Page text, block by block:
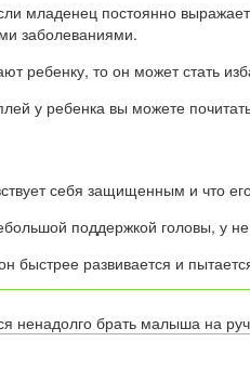
младенец постоянно
заболеваниями.
ребенку, то он может стать
у ребенка вы можете
себя защищенным и что
поддержкой головы, у
развивается и
ненадолго брать малыша на